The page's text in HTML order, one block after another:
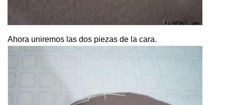
Ahora uniremos las dos piezas de la cara.